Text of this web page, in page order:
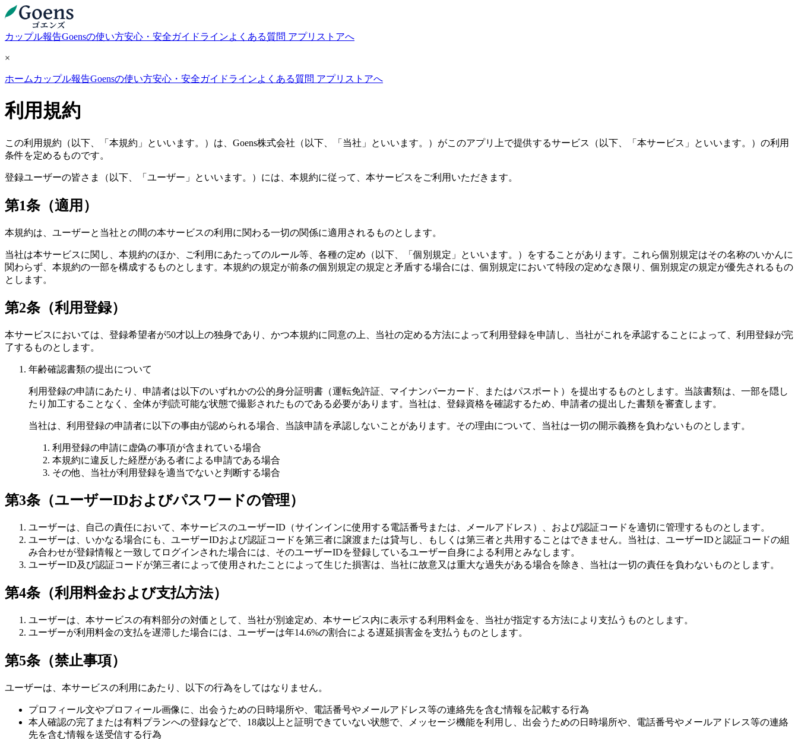
カップル報告Goensの使い方安心・安全ガイドラインよくある質問 アプリストアへ
×
ホーム カップル報告Goensの使い方安心・安全ガイドラインよくある質問 アプリストアへ
利用規約
この利用規約（以下、「本規約」といいます。）は、Goens株式会社（以下、「当社」といいます。）がこのアプリ上で提供するサービス（以下、「本サービス」といいます。）の利用
条件を定めるものです。
登録ユーザーの皆さま（以下、「ユーザー」といいます。）には、本規約に従って、本サービスをご利用いただきます。
第1条（適用）
本規約は、ユーザーと当社との間の本サービスの利用に関わる一切の関係に適用されるものとします。
当社は本サービスに関し、本規約のほか、ご利用にあたってのルール等、各種の定め（以下、「個別規定」といいます。）をすることがあります。これら個別規定はその名称のいかんに
関わらず、本規約の一部を構成するものとします。本規約の規定が前条の個別規定の規定と矛盾する場合には、個別規定において特段の定めなき限り、個別規定の規定が優先されるもの
とします。
第2条（利用登録）
本サービスにおいては、登録希望者が50才以上の独身であり、かつ本規約に同意の上、当社の定める方法によって利用登録を申請し、当社がこれを承認することによって、利用登録が完
了するものとします。
年齢確認書類の提出について
利用登録の申請にあたり、申請者は以下のいずれかの公的身分証明書（運転免許証、マイナンバーカード、またはパスポート）を提出するものとします。当該書類は、一部を隠し
たり加工することなく、全体が判読可能な状態で撮影されたものである必要があります。当社は、登録資格を確認するため、申請者の提出した書類を審査します。
当社は、利用登録の申請者に以下の事由が認められる場合、当該申請を承認しないことがあります。その理由について、当社は一切の開示義務を負わないものとします。
利用登録の申請に虚偽の事項が含まれている場合
本規約に違反した経歴がある者による申請である場合
その他、当社が利用登録を適当でないと判断する場合
第3条（ユーザーIDおよびパスワードの管理）
ユーザーは、自己の責任において、本サービスのユーザーID（サインインに使用する電話番号または、メールアドレス）、および認証コードを適切に管理するものとします。
ユーザーは、いかなる場合にも、ユーザーIDおよび認証コードを第三者に譲渡または貸与し、もしくは第三者と共用することはできません。当社は、ユーザーIDと認証コードの組
み合わせが登録情報と一致してログインされた場合には、そのユーザーIDを登録しているユーザー自身による利用とみなします。
ユーザーID及び認証コードが第三者によって使用されたことによって生じた損害は、当社に故意又は重大な過失がある場合を除き、当社は一切の責任を負わないものとします。
第4条（利用料金および支払方法）
ユーザーは、本サービスの有料部分の対価として、当社が別途定め、本サービス内に表示する利用料金を、当社が指定する方法により支払うものとします。
ユーザーが利用料金の支払を遅滞した場合には、ユーザーは年14.6%の割合による遅延損害金を支払うものとします。
第5条（禁止事項）
ユーザーは、本サービスの利用にあたり、以下の行為をしてはなりません。
プロフィール文やプロフィール画像に、出会うための日時場所や、電話番号やメールアドレス等の連絡先を含む情報を記載する行為
本人確認の完了または有料プランへの登録などで、18歳以上と証明できていない状態で、メッセージ機能を利用し、出会うための日時場所や、電話番号やメールアドレス等の連絡
先を含む情報を送受信する行為